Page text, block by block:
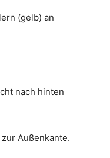
(gelb) an
nach hinten
Außenkante.